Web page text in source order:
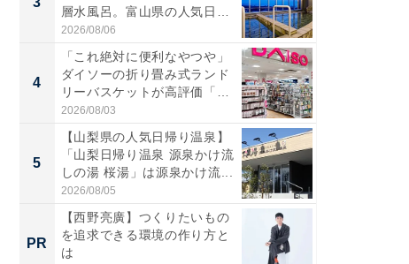
層水風呂。富山県の人気日
帰...
2026/08/06
4
「これ絶対に便利なやつや」
ダイソーの折り畳み式ランド
リーバスケットが高評価「使
わ...
2026/08/03
5
【山梨県の人気日帰り温泉】
「山梨日帰り温泉 源泉かけ流
しの湯 桜湯」は源泉かけ流...
2026/08/05
PR
【西野亮廣】つくりたいもの
を追求できる環境の作り方と
は